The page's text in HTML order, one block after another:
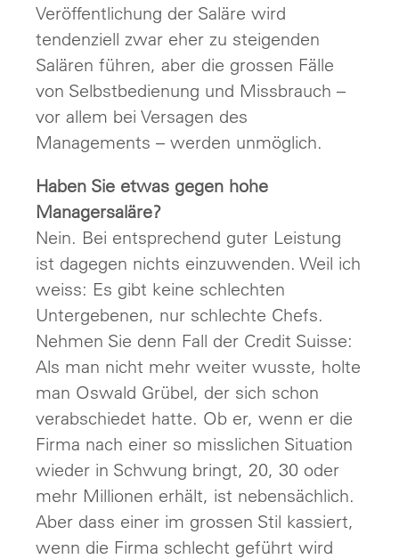
Veröffentlichung der Saläre wird
tendenziell zwar eher zu steigenden
Salären führen, aber die grossen Fälle
von Selbstbedienung und Missbrauch –
vor allem bei Versagen des
Managements – werden unmöglich.
Haben Sie etwas gegen hohe
Managersaläre?
Nein. Bei entsprechend guter Leistung
ist dagegen nichts einzuwenden. Weil ich
weiss: Es gibt keine schlechten
Untergebenen, nur schlechte Chefs.
Nehmen Sie denn Fall der Credit Suisse:
Als man nicht mehr weiter wusste, holte
man Oswald Grübel, der sich schon
verabschiedet hatte. Ob er, wenn er die
Firma nach einer so misslichen Situation
wieder in Schwung bringt, 20, 30 oder
mehr Millionen erhält, ist nebensächlich.
Aber dass einer im grossen Stil kassiert,
wenn die Firma schlecht geführt wird